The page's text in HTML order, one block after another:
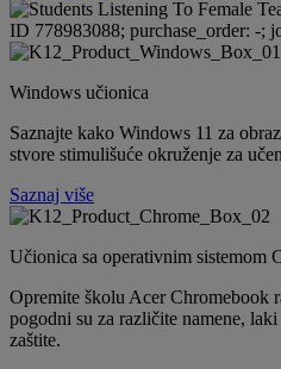
Windows učionica
Saznajte kako Windows 11 za
stvore stimulišuće okruženje za
Saznaj više
Učionica sa operativnim sistemom
Opremite školu Acer Chromebook
pogodni su za različite namene,
zaštite.